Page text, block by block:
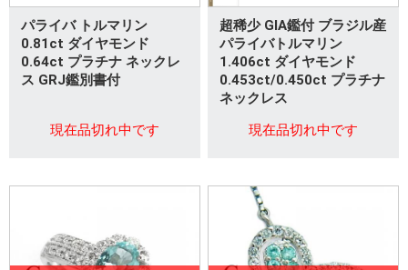
パライバ トルマリン
0.81ct ダイヤモンド
0.64ct プラチナ ネックレ
ス GRJ鑑別書付
現在品切れ中です
超稀少 GIA鑑付 ブラジル産
パライバトルマリン
1.406ct ダイヤモンド
0.453ct/0.450ct プラチナ
ネックレス
現在品切れ中です